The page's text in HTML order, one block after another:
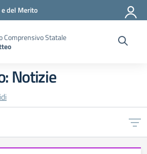
del Merito
Comprensivo Statale
Notizie